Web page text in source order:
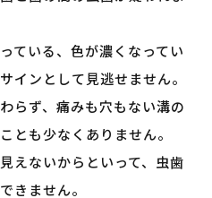
ている、色が濃くなってい
インとして見逃せません。
らず、痛みも穴もない溝の
とも少なくありません。
えないからといって、虫歯
きません。